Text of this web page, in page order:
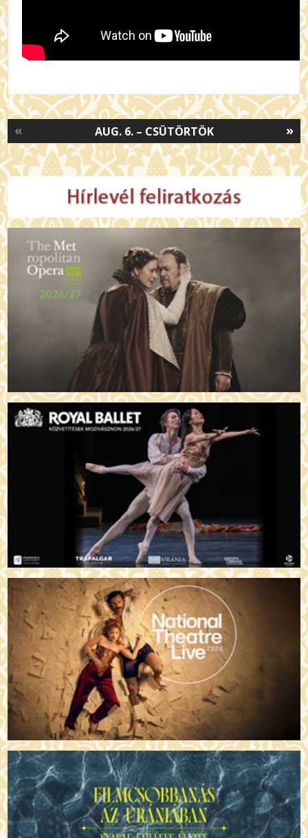
»
AUG. 6. – CSÜTÖRTÖK
«